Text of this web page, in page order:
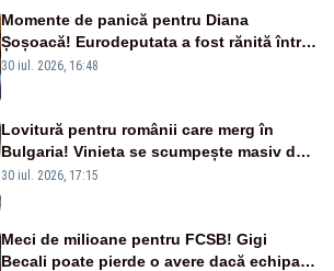
Momente de panică pentru Diana
Șoșoacă! Eurodeputata a fost rănită într-
un accident rutier
30 iul. 2026, 16:48
Lovitură pentru românii care merg în
Bulgaria! Vinieta se scumpește masiv de
la 1 august
30 iul. 2026, 17:15
Meci de milioane pentru FCSB! Gigi
Becali poate pierde o avere dacă echipa